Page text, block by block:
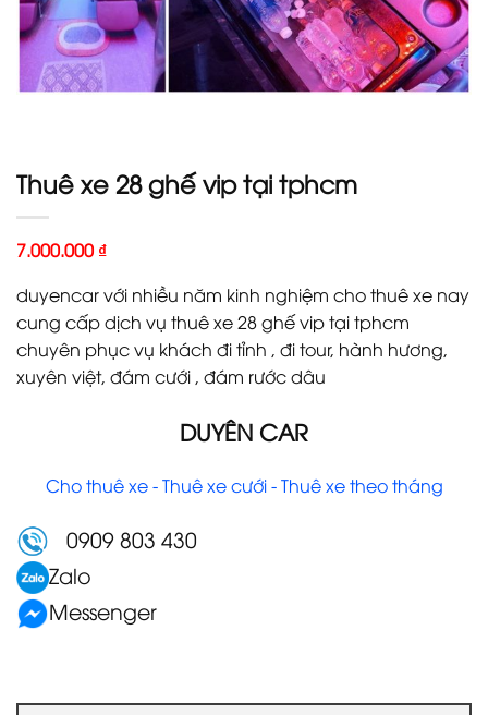
Thuê xe 28 ghế vip tại tphcm
7.000.000 ₫
duyencar với nhiều năm kinh nghiệm cho thuê xe nay
cung cấp dịch vụ thuê xe 28 ghế vip tại tphcm
chuyên phục vụ khách đi tỉnh , đi tour, hành hương,
xuyên việt, đám cưới , đám rước dâu
DUYÊN CAR
Cho thuê xe - Thuê xe cưới - Thuê xe theo tháng
0909 803 430
Zalo
Messenger